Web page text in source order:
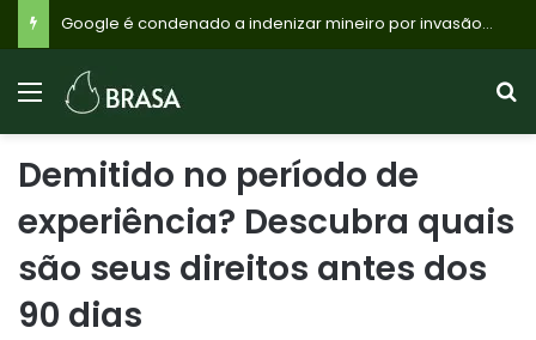
Google é condenado a indenizar mineiro por invasão de e-mail; entenda a falha de segurança que permitiu o ataque
Demitido no período de
experiência? Descubra quais
são seus direitos antes dos
90 dias